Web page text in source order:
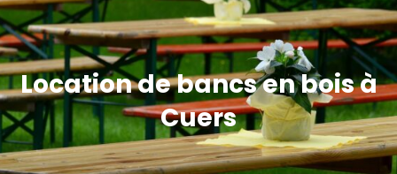
Location de bancs en bois à
Cuers